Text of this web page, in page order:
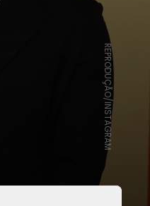
REPRODUÇÃO/INSTAGRAM